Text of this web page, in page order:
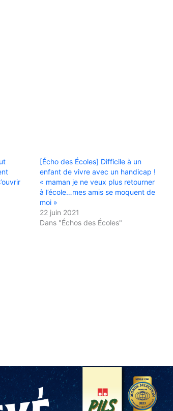
[Écho des Écoles] Difficile à un
enfant de vivre avec un handicap !
« maman je ne veux plus retourner
à l’école…mes amis se moquent de
moi »
22 juin 2021
Dans "Échos des Écoles"